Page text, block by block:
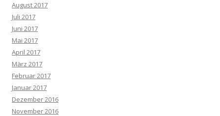
August 2017
Juli 2017
Juni 2017
Mai 2017
April 2017
März 2017
Februar 2017
Januar 2017
Dezember 2016
November 2016